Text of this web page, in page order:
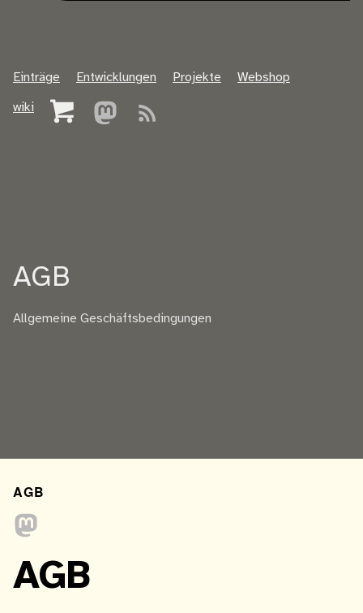
Einträge Entwicklungen Projekte Webshop
wiki
AGB
Allgemeine Geschäftsbedingungen
AGB
AGB